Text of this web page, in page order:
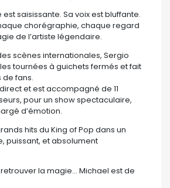
saisissante. Sa voix est bluffante.
chorégraphie, chaque regard
de l’artiste légendaire.
scènes internationales, Sergio
tournées à guichets fermés et fait
de fans.
et est accompagné de 11
pour un show spectaculaire,
d’émotion.
hits du King of Pop dans un
puissant, et absolument
la magie… Michael est de